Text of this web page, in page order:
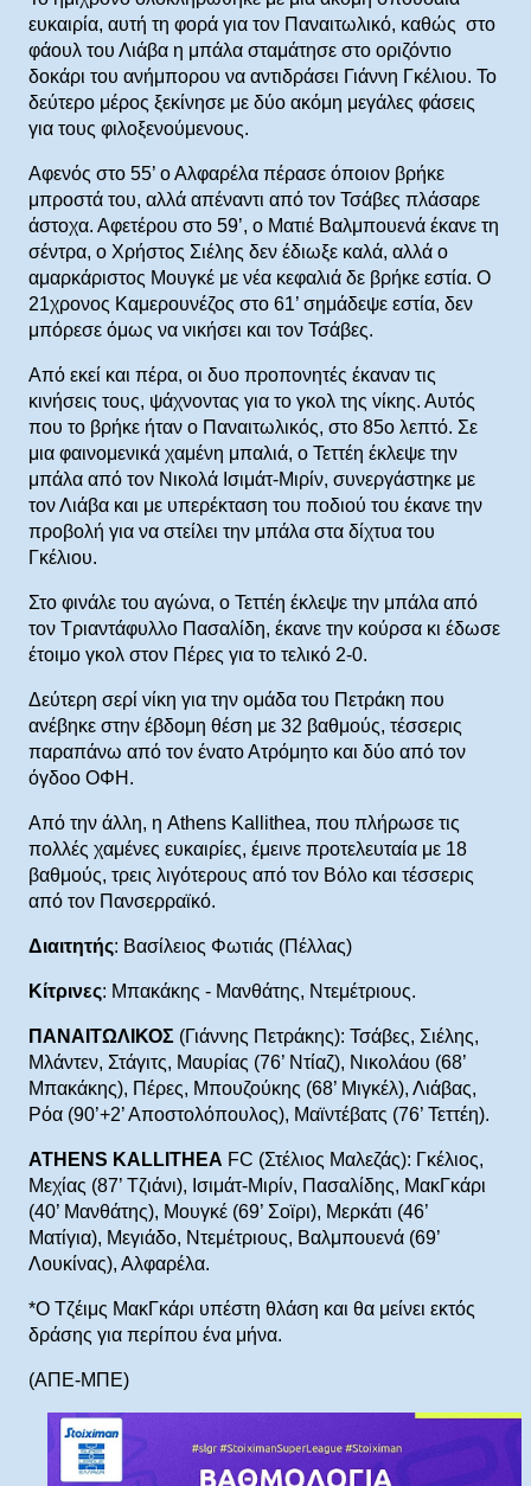
ευκαιρία, αυτή τη φορά για τον Παναιτωλικό, καθώς στο
φάουλ του Λιάβα η μπάλα σταμάτησε στο οριζόντιο
δοκάρι του ανήμπορου να αντιδράσει Γιάννη Γκέλιου. Το
δεύτερο μέρος ξεκίνησε με δύο ακόμη μεγάλες φάσεις
για τους φιλοξενούμενους.
Αφενός στο 55’ ο Αλφαρέλα πέρασε όποιον βρήκε
μπροστά του, αλλά απέναντι από τον Τσάβες πλάσαρε
άστοχα. Αφετέρου στο 59’, ο Ματιέ Βαλμπουενά έκανε τη
σέντρα, ο Χρήστος Σιέλης δεν έδιωξε καλά, αλλά ο
αμαρκάριστος Μουγκέ με νέα κεφαλιά δε βρήκε εστία. Ο
21χρονος Καμερουνέζος στο 61’ σημάδεψε εστία, δεν
μπόρεσε όμως να νικήσει και τον Τσάβες.
Από εκεί και πέρα, οι δυο προπονητές έκαναν τις
κινήσεις τους, ψάχνοντας για το γκολ της νίκης. Αυτός
που το βρήκε ήταν ο Παναιτωλικός, στο 85ο λεπτό. Σε
μια φαινομενικά χαμένη μπαλιά, ο Τεττέη έκλεψε την
μπάλα από τον Νικολά Ισιμάτ-Μιρίν, συνεργάστηκε με
τον Λιάβα και με υπερέκταση του ποδιού του έκανε την
προβολή για να στείλει την μπάλα στα δίχτυα του
Γκέλιου.
Στο φινάλε του αγώνα, ο Τεττέη έκλεψε την μπάλα από
τον Τριαντάφυλλο Πασαλίδη, έκανε την κούρσα κι έδωσε
έτοιμο γκολ στον Πέρες για το τελικό 2-0.
Δεύτερη σερί νίκη για την ομάδα του Πετράκη που
ανέβηκε στην έβδομη θέση με 32 βαθμούς, τέσσερις
παραπάνω από τον ένατο Ατρόμητο και δύο από τον
όγδοο ΟΦΗ.
Από την άλλη, η Athens Kallithea, που πλήρωσε τις
πολλές χαμένες ευκαιρίες, έμεινε προτελευταία με 18
βαθμούς, τρεις λιγότερους από τον Βόλο και τέσσερις
από τον Πανσερραϊκό.
Διαιτητής: Βασίλειος Φωτιάς (Πέλλας)
Κίτρινες: Μπακάκης - Μανθάτης, Ντεμέτριους.
ΠΑΝΑΙΤΩΛΙΚΟΣ (Γιάννης Πετράκης): Τσάβες, Σιέλης,
Μλάντεν, Στάγιτς, Μαυρίας (76’ Ντίαζ), Νικολάου (68’
Μπακάκης), Πέρες, Μπουζούκης (68’ Μιγκέλ), Λιάβας,
Ρόα (90’+2’ Αποστολόπουλος), Μαϊντέβατς (76’ Τεττέη).
ATHENS KALLITHEA FC (Στέλιος Μαλεζάς): Γκέλιος,
Μεχίας (87’ Τζιάνι), Ισιμάτ-Μιρίν, Πασαλίδης, ΜακΓκάρι
(40’ Μανθάτης), Μουγκέ (69’ Σοϊρι), Μερκάτι (46’
Ματίγια), Μεγιάδο, Ντεμέτριους, Βαλμπουενά (69’
Λουκίνας), Αλφαρέλα.
*Ο Τζέιμς ΜακΓκάρι υπέστη θλάση και θα μείνει εκτός
δράσης για περίπου ένα μήνα.
(ΑΠΕ-ΜΠΕ)